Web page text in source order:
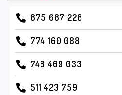
875 687 228
774 160 088
748 469 033
511 423 759